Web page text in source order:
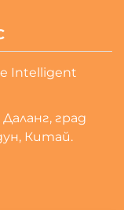
Intelligent
град
Китай.